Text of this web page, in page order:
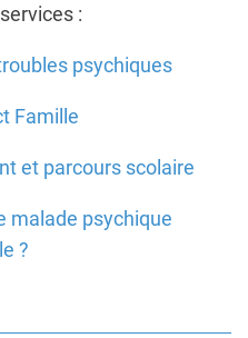
:
psychiques
Famille
et parcours scolaire
malade psychique
?